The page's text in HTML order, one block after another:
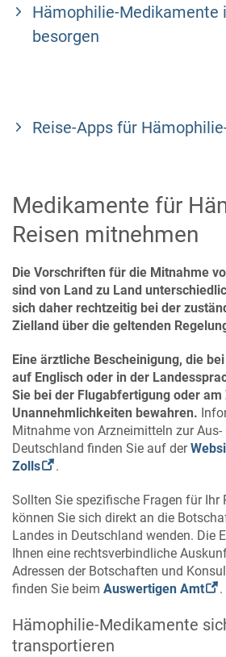
Hämophilie-Medikamente
besorgen
Reise-Apps für
Medikamente für
Reisen mitnehmen
Die Vorschriften für die Mitnahme
sind von Land zu Land
sich daher rechtzeitig bei der
Zielland über die geltenden
Eine ärztliche Bescheinigung, die
auf Englisch oder in der
Sie bei der Flugabfertigung oder am
Unannehmlichkeiten bewahren.
Mitnahme von Arzneimitteln zur Aus-
Deutschland finden Sie auf der
Zolls
.
Sollten Sie spezifische Fragen für Ihr
können Sie sich direkt an die
Landes in Deutschland wenden. Die
Ihnen eine rechtsverbindliche
Adressen der Botschaften und
finden Sie beim Auswertigen Amt .
Hämophilie-Medikamente
transportieren